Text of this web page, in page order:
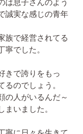
は息子さんのよう
誠実な感じの青年
族で経営されてる
寧でした。
きで誇りをもっ
るのでしょう。
の人がいるんだ～
まいました。